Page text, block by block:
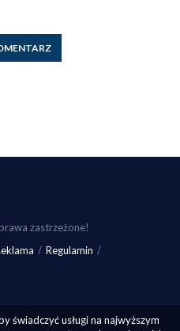
świadczyć usługi na najwyższym
zastrzeżone!
Regulamin